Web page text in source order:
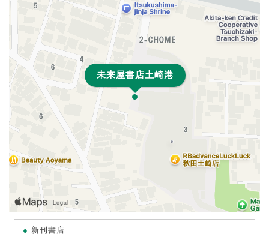
未来屋書店土崎港
新刊書店